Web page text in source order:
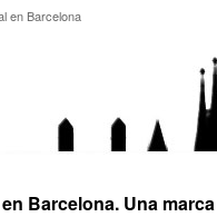
en Barcelona
en Barcelona
Barcelona. Una